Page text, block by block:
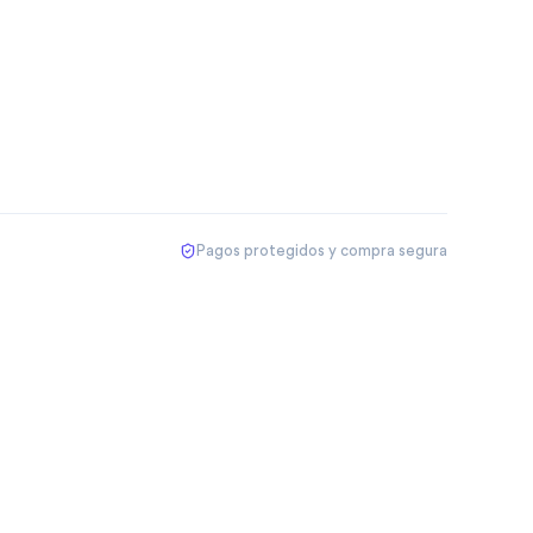
Pagos protegidos y compra segura